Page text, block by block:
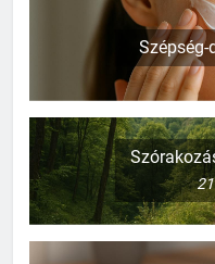
Szépség-